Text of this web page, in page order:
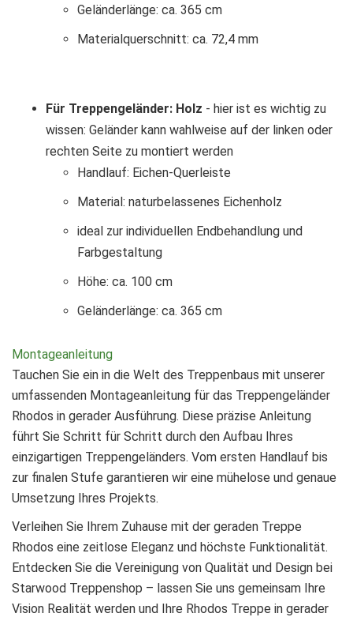
Geländerlänge: ca. 365 cm
Materialquerschnitt: ca. 72,4 mm
Für Treppengeländer: Holz - hier ist es wichtig zu
wissen: Geländer kann wahlweise auf der linken oder
rechten Seite zu montiert werden
Handlauf: Eichen-Querleiste
Material: naturbelassenes Eichenholz
ideal zur individuellen Endbehandlung und
Farbgestaltung
Höhe: ca. 100 cm
Geländerlänge: ca. 365 cm
Montageanleitung
Tauchen Sie ein in die Welt des Treppenbaus mit unserer
umfassenden Montageanleitung für das Treppengeländer
Rhodos in gerader Ausführung. Diese präzise Anleitung
führt Sie Schritt für Schritt durch den Aufbau Ihres
einzigartigen Treppengeländers. Vom ersten Handlauf bis
zur finalen Stufe garantieren wir eine mühelose und genaue
Umsetzung Ihres Projekts.
Verleihen Sie Ihrem Zuhause mit der geraden Treppe
Rhodos eine zeitlose Eleganz und höchste Funktionalität.
Entdecken Sie die Vereinigung von Qualität und Design bei
Starwood Treppenshop – lassen Sie uns gemeinsam Ihre
Vision Realität werden und Ihre Rhodos Treppe in gerader